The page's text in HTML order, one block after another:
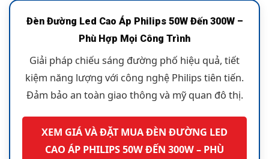
Đèn Đường Led Cao Áp Philips 50W Đến 300W –
Phù Hợp Mọi Công Trình
Giải pháp chiếu sáng đường phố hiệu quả, tiết
kiệm năng lượng với công nghệ Philips tiên tiến.
Đảm bảo an toàn giao thông và mỹ quan đô thị.
XEM GIÁ VÀ ĐẶT MUA ĐÈN ĐƯỜNG LED
CAO ÁP PHILIPS 50W ĐẾN 300W – PHÙ